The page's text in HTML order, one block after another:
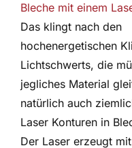
Bleche mit einem
Das klingt nach den
hochenergetischen
Lichtschwerts, die
jegliches Material
natürlich auch
Laser Konturen in
Der Laser erzeugt